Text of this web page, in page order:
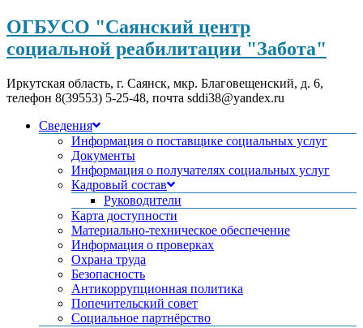
ОГБУСО "Саянский центр
социальной реабилитации "Забота"
Иркутская область, г. Саянск, мкр. Благовещенский, д. 6,
телефон 8(39553) 5-25-48, почта sddi38@yandex.ru
Сведения
Информация о поставщике социальных услуг
Документы
Информация о получателях социальных услуг
Кадровый состав
Руководители
Карта доступности
Материально-техническое обеспечение
Информация о проверках
Охрана труда
Безопасность
Антикоррупционная политика
Попечительский совет
Социальное партнёрство